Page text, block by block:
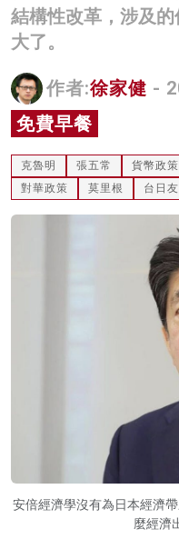
影片
名家榜
灼見活動
結構性改革，涉及
大了。
作者:徐家健 -
免費早餐
克魯明 張五常 貨幣政策
對華政策
莫里根 台日
安倍經濟學沒有為日本經濟
麼經濟